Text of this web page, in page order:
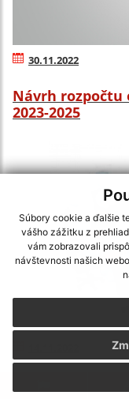
Súbory cookie a ďalšie
vášho zážitku z
vám zobrazovali
návštevnosti našich
30.11.2022
Návrh rozpočtu
2023-2025
Program